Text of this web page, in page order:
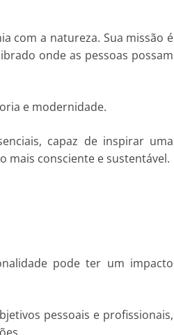
com a natureza. Sua missão é
onde as pessoas possam
e modernidade.
capaz de inspirar uma
mais consciente e sustentável.
pode ter um impacto
pessoais e profissionais,